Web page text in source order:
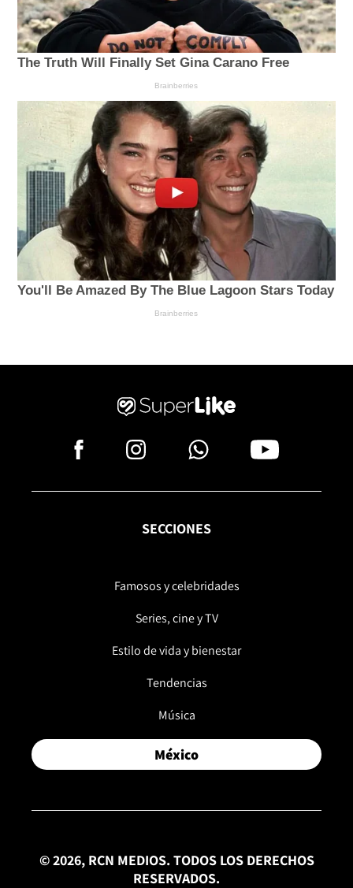
SECCIONES
Famosos y celebridades
Series, cine y TV
Estilo de vida y bienestar
Tendencias
Música
México
© 2026, RCN MEDIOS. TODOS LOS DERECHOS
RESERVADOS.